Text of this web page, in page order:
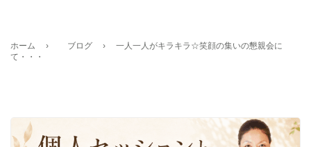
ホーム › ブログ › 一人一人がキラキラ☆笑顔の集いの懇親会に
て・・・